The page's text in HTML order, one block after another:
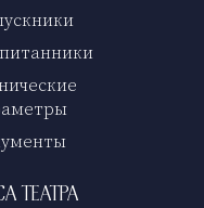
театра